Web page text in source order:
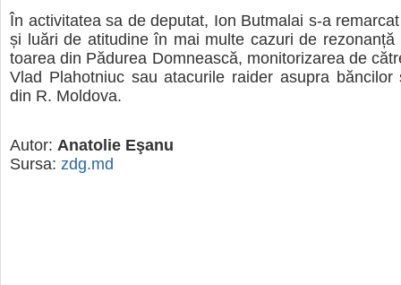
În acti­vi­ta­tea sa de depu­tat, Ion But­ma­lai s-a
și luări de ati­tu­dine în mai multe cazuri de
toa­rea din Pădu­rea Domnească, moni­to­ri­za­rea de
Vlad Pla­ho­t­niuc sau ata­cu­rile rai­der asu­pra băn­ci­lor
din R. Mol­dova.
Autor: Anatolie Eşanu
Sursa: zdg.md